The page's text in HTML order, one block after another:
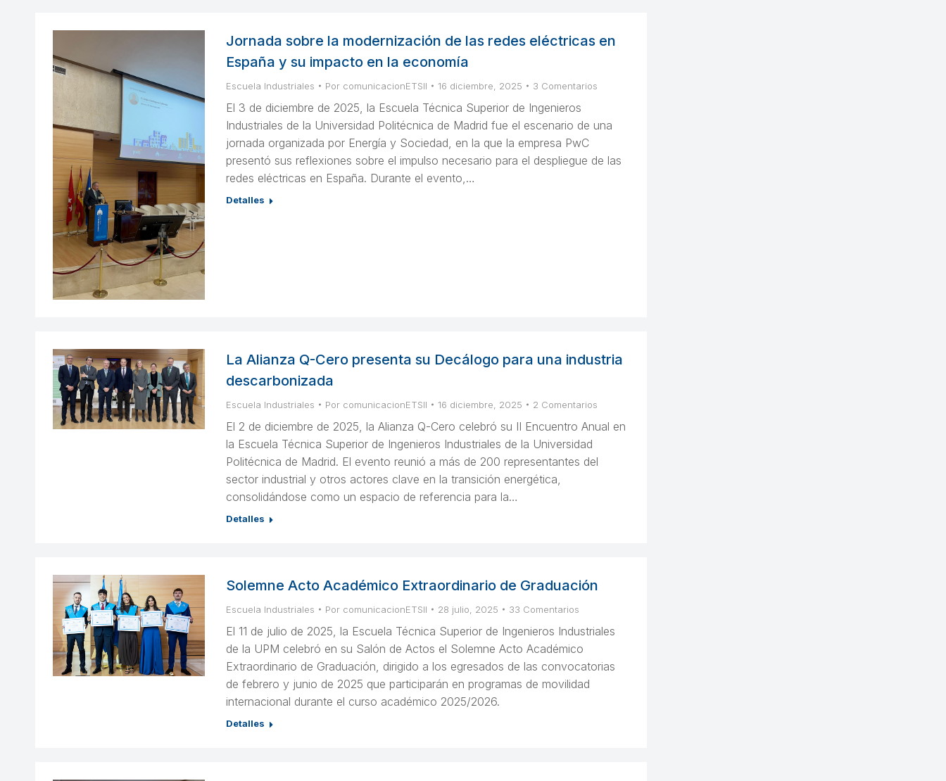
Jornada sobre la modernización de las redes eléctricas en
España y su impacto en la economía
Escuela Industriales Por comunicacionETSII 16 diciembre, 2025 3 Comentarios
El 3 de diciembre de 2025, la Escuela Técnica Superior de Ingenieros
Industriales de la Universidad Politécnica de Madrid fue el escenario de una
jornada organizada por Energía y Sociedad, en la que la empresa PwC
presentó sus reflexiones sobre el impulso necesario para el despliegue de las
redes eléctricas en España. Durante el evento,…
Detalles
La Alianza Q-Cero presenta su Decálogo para una industria
descarbonizada
Escuela Industriales Por comunicacionETSII 16 diciembre, 2025 2 Comentarios
El 2 de diciembre de 2025, la Alianza Q-Cero celebró su II Encuentro Anual en
la Escuela Técnica Superior de Ingenieros Industriales de la Universidad
Politécnica de Madrid. El evento reunió a más de 200 representantes del
sector industrial y otros actores clave en la transición energética,
consolidándose como un espacio de referencia para la…
Detalles
Solemne Acto Académico Extraordinario de Graduación
Escuela Industriales Por comunicacionETSII 28 julio, 2025 33 Comentarios
El 11 de julio de 2025, la Escuela Técnica Superior de Ingenieros Industriales
de la UPM celebró en su Salón de Actos el Solemne Acto Académico
Extraordinario de Graduación, dirigido a los egresados de las convocatorias
de febrero y junio de 2025 que participarán en programas de movilidad
internacional durante el curso académico 2025/2026.
Detalles